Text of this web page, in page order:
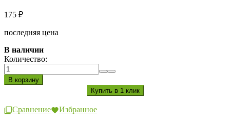
175 ₽
последняя цена
В наличии
Количество:
Сравнение Избранное